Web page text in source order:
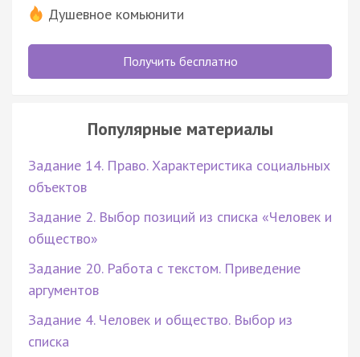
Душевное комьюнити
Получить бесплатно
Популярные материалы
Задание 14. Право. Характеристика социальных
объектов
Задание 2. Выбор позиций из списка «Человек и
общество»
Задание 20. Работа с текстом. Приведение
аргументов
Задание 4. Человек и общество. Выбор из
списка